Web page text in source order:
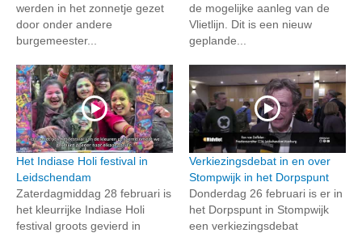
werden in het zonnetje gezet
door onder andere
burgemeester...
de mogelijke aanleg van de
Vlietlijn. Dit is een nieuw
geplande...
Het Indiase Holi festival in
Leidschendam
Zaterdagmiddag 28 februari is
het kleurrijke Indiase Holi
festival groots gevierd in
Verkiezingsdebat in en over
Stompwijk in het Dorpspunt
Donderdag 26 februari is er in
het Dorpspunt in Stompwijk
een verkiezingsdebat